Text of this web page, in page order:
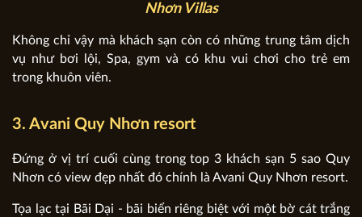
Nhơn Villas
Không chỉ vậy mà khách sạn còn có những trung tâm dịch
vụ như bơi lội, Spa, gym và có khu vui chơi cho trẻ em
trong khuôn viên.
3. Avani Quy Nhơn resort
Đứng ở vị trí cuối cùng trong top 3 khách sạn 5 sao Quy
Nhơn có view đẹp nhất đó chính là Avani Quy Nhơn resort.
Tọa lạc tại Bãi Dại - bãi biển riêng biệt với một bờ cát trắng